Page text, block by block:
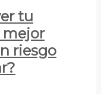
tu
mejor
riesgo